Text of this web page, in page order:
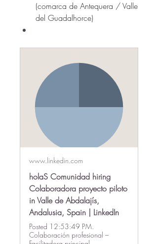
(comarca de Antequera / Valle
del Guadalhorce)
www.linkedin.com
holaS Comunidad hiring
Colaboradora proyecto piloto
in Valle de Abdalajís,
Andalusia, Spain | LinkedIn
Posted 12:53:49 PM.
Colaboración profesional –